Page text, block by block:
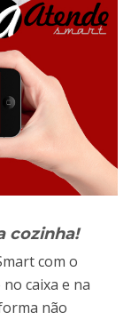
cozinha!
com o
caixa e na
não